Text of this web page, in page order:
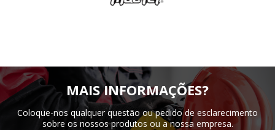
MAIS INFORMAÇÕES?
Coloque-nos qualquer questão ou pedido de esclarecimento
sobre os nossos produtos ou a nossa empresa.